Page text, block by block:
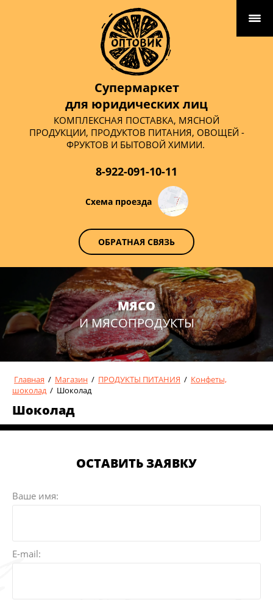
Супермаркет
для юридических лиц
КОМПЛЕКСНАЯ ПОСТАВКА, МЯСНОЙ
ПРОДУКЦИИ, ПРОДУКТОВ ПИТАНИЯ, ОВОЩЕЙ -
ФРУКТОВ И БЫТОВОЙ ХИМИИ.
8-922-091-10-11
Схема проезда
ОБРАТНАЯ СВЯЗЬ
МЯСО
И МЯСОПРОДУКТЫ
Главная / Магазин / ПРОДУКТЫ ПИТАНИЯ / Конфеты,
шоколад / Шоколад
Шоколад
ОСТАВИТЬ ЗАЯВКУ
Ваше имя:
E-mail: